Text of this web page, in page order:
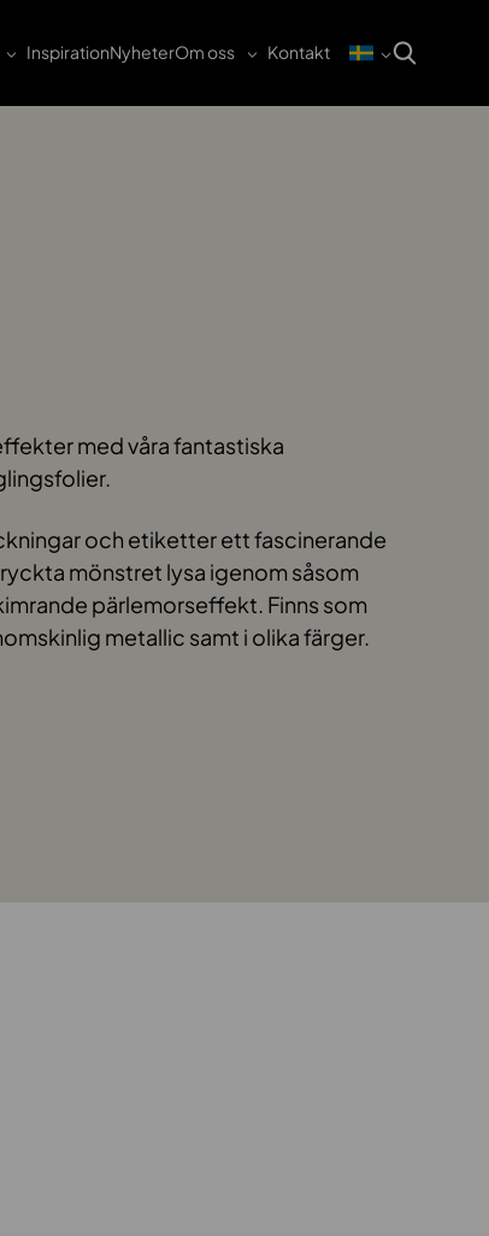
InspirationNyheterOm oss Kontakt
med våra fantastiska
och etiketter ett fascinerande
mönstret lysa igenom såsom
pärlemorseffekt. Finns som
metallic samt i olika färger.